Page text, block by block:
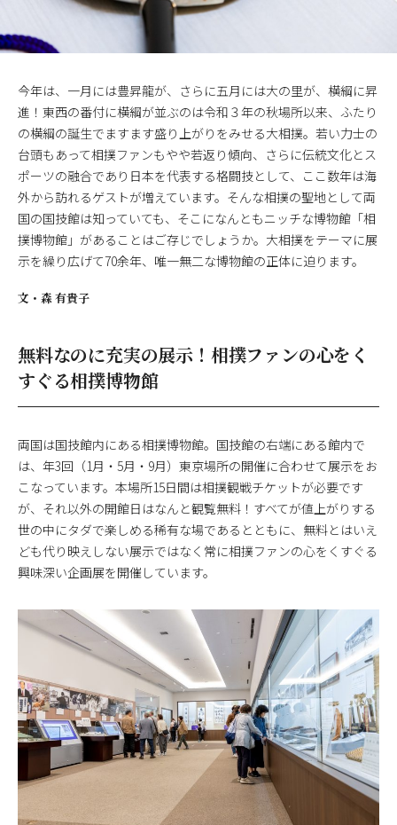
今年は、一月には豊昇龍が、さらに五月には大の里が、横綱に昇
進！東西の番付に横綱が並ぶのは令和３年の秋場所以来、ふたり
の横綱の誕生でますます盛り上がりをみせる大相撲。若い力士の
台頭もあって相撲ファンもやや若返り傾向、さらに伝統文化とス
ポーツの融合であり日本を代表する格闘技として、ここ数年は海
外から訪れるゲストが増えています。そんな相撲の聖地として両
国の国技館は知っていても、そこになんともニッチな博物館「相
撲博物館」があることはご存じでしょうか。大相撲をテーマに展
示を繰り広げて70余年、唯一無二な博物館の正体に迫ります。
文・ 森 有貴子
無料なのに充実の展示！相撲ファンの心をく
すぐる相撲博物館
両国は国技館内にある相撲博物館。国技館の右端にある館内で
は、年3回（1月・5月・9月）東京場所の開催に合わせて展示をお
こなっています。本場所15日間は相撲観戦チケットが必要です
が、それ以外の開館日はなんと観覧無料！すべてが値上がりする
世の中にタダで楽しめる稀有な場であるとともに、無料とはいえ
ども代り映えしない展示ではなく常に相撲ファンの心をくすぐる
興味深い企画展を開催しています。